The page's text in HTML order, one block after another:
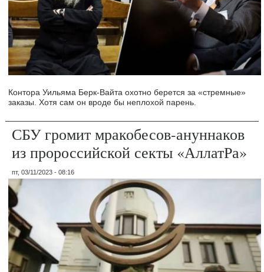
Контора Уильяма Берк-Вайта охотно берется за «стремные»
заказы. Хотя сам он вроде бы неплохой парень.
СБУ громит мракобесов-ануннаков
из пророссийской секты «АллатРа»
пт, 03/11/2023 - 08:16